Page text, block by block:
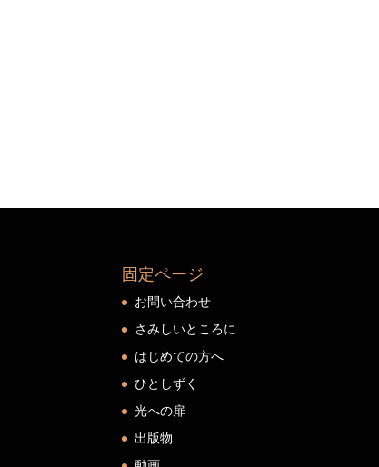
固定ページ
お問い合わせ
さみしいところに
はじめての方へ
ひとしずく
光への扉
出版物